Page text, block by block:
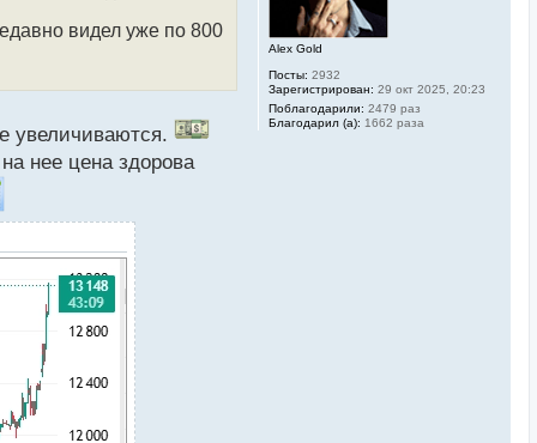
Alex Gold
Посты: 2932
Зарегистрирован: 29 окт 2025, 20:23
Поблагодарили: 2479 раз
Благодарил (а): 1662 раза
видел уже по 800
увеличиваются.
нее цена здорова